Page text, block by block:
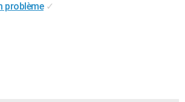
problème ✓